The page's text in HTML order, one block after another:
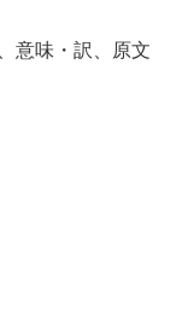
意味・訳、原文